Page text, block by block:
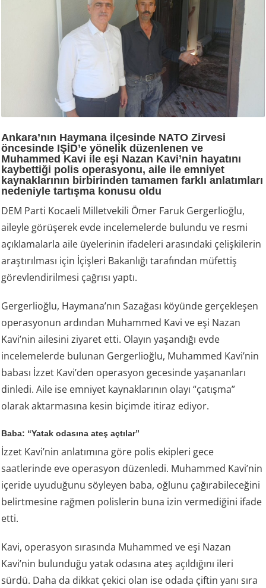
Ankara’nın Haymana ilçesinde NATO Zirvesi
öncesinde IŞİD’e yönelik düzenlenen ve
Muhammed Kavi ile eşi Nazan Kavi’nin hayatını
kaybettiği polis operasyonu, aile ile emniyet
kaynaklarının birbirinden tamamen farklı anlatımları
nedeniyle tartışma konusu oldu
DEM Parti Kocaeli Milletvekili Ömer Faruk Gergerlioğlu,
aileyle görüşerek evde incelemelerde bulundu ve resmi
açıklamalarla aile üyelerinin ifadeleri arasındaki çelişkilerin
araştırılması için İçişleri Bakanlığı tarafından müfettiş
görevlendirilmesi çağrısı yaptı.
Gergerlioğlu, Haymana’nın Sazağası köyünde gerçekleşen
operasyonun ardından Muhammed Kavi ve eşi Nazan
Kavi’nin ailesini ziyaret etti. Olayın yaşandığı evde
incelemelerde bulunan Gergerlioğlu, Muhammed Kavi’nin
babası İzzet Kavi’den operasyon gecesinde yaşananları
dinledi. Aile ise emniyet kaynaklarının olayı “çatışma”
olarak aktarmasına kesin biçimde itiraz ediyor.
Baba: “Yatak odasına ateş açtılar”
İzzet Kavi’nin anlatımına göre polis ekipleri gece
saatlerinde eve operasyon düzenledi. Muhammed Kavi’nin
içeride uyuduğunu söyleyen baba, oğlunu çağırabileceğini
belirtmesine rağmen polislerin buna izin vermediğini ifade
etti.
Kavi, operasyon sırasında Muhammed ve eşi Nazan
Kavi’nin bulunduğu yatak odasına ateş açıldığını ileri
sürdü. Daha da dikkat çekici olan ise odada çiftin yanı sıra